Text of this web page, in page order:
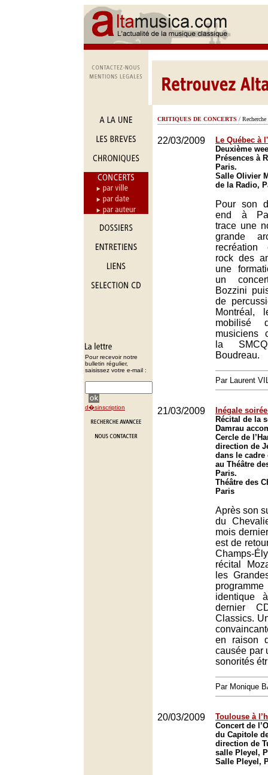
Pour recevoir notre
bulletin régulier,
saisissez votre e-mail :
d�sinscription
CRITIQUES DE CONCERTS / Recherche
22/03/2009
Le Québec à
Deuxième
Présences à
Paris.
Salle Olivier
de la Radio,
Pour son
end à
trace une
grande
recréation
rock des
une
un
Bozzini
de
Montréal,
mobilisé
musiciens
la
Boudreau.
Par Laurent
21/03/2009
Inégale
Récital de la
Damrau
Cercle de
direction de
dans le cadre
au Théâtre
Paris.
Théâtre des
Paris
Après son
du
mois
est de
Champs-
récital
les
identique
dernier
Classics.
en raison
causée par
sonorités
Par Monique
20/03/2009
Toulouse à
Concert de
du Capitole
direction de
salle Pleyel,
Salle Pleyel,